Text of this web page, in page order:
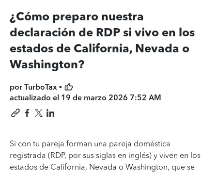
¿Cómo preparo nuestra
declaración de RDP si vivo en los
estados de California, Nevada o
Washington?
por TurboTax •
actualizado el 19 de marzo 2026 7:52 AM
Si con tu pareja forman una pareja doméstica
registrada (RDP, por sus siglas en inglés) y viven en los
estados de California, Nevada o Washington, que se